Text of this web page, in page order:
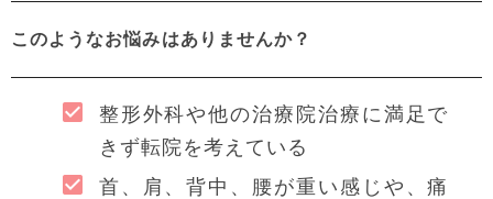
このようなお悩みはありませんか？
整形外科や他の治療院治療に満足で
きず転院を考えている
首、肩、背中、腰が重い感じや、痛